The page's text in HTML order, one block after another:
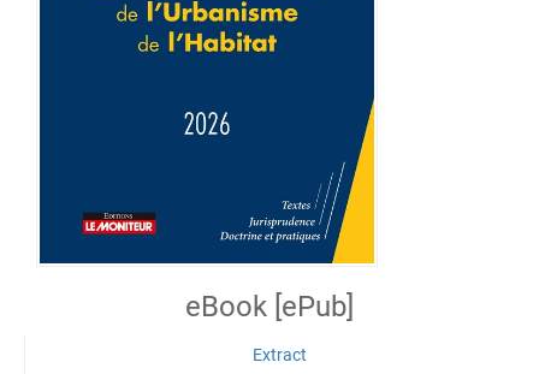
eBook [ePub]
Extract